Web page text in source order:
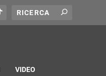
VIDEO